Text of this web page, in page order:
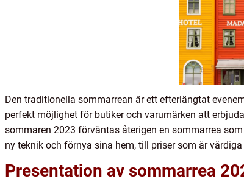
Den traditionella sommarrean är ett efterlängtat
perfekt möjlighet för butiker och varumärken att
sommaren 2023 förväntas återigen en sommarrea
ny teknik och förnya sina hem, till priser som är
Presentation av sommarrea